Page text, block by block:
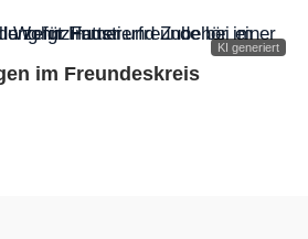
KI generiert
im Freundeskreis